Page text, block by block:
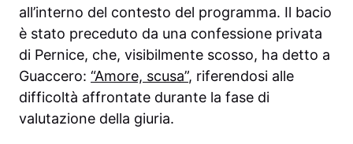
all’interno del contesto del programma. Il bacio
è stato preceduto da una confessione privata
di Pernice, che, visibilmente scosso, ha detto a
Guaccero: “Amore, scusa”, riferendosi alle
difficoltà affrontate durante la fase di
valutazione della giuria.